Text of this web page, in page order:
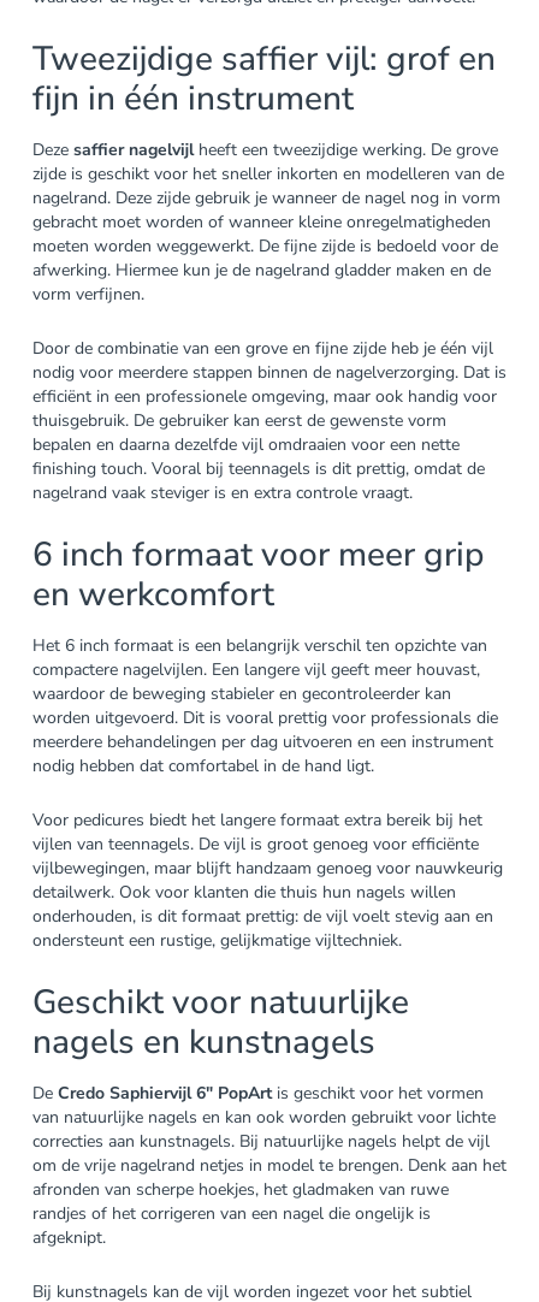
Tweezijdige saffier vijl: grof en
fijn in één instrument
Deze saffier nagelvijlheeft een tweezijdige werking. De grove
zijde is geschikt voor het sneller inkorten en modelleren van de
nagelrand. Deze zijde gebruik je wanneer de nagel nog in vorm
gebracht moet worden of wanneer kleine onregelmatigheden
moeten worden weggewerkt. De fijne zijde is bedoeld voor de
afwerking. Hiermee kun je de nagelrand gladder maken en de
vorm verfijnen.
Door de combinatie van een grove en fijne zijde heb je één vijl
nodig voor meerdere stappen binnen de nagelverzorging. Dat is
efficiënt in een professionele omgeving, maar ook handig voor
thuisgebruik. De gebruiker kan eerst de gewenste vorm
bepalen en daarna dezelfde vijl omdraaien voor een nette
finishing touch. Vooral bij teennagels is dit prettig, omdat de
nagelrand vaak steviger is en extra controle vraagt.
6 inch formaat voor meer grip
en werkcomfort
Het 6 inch formaat is een belangrijk verschil ten opzichte van
compactere nagelvijlen. Een langere vijl geeft meer houvast,
waardoor de beweging stabieler en gecontroleerder kan
worden uitgevoerd. Dit is vooral prettig voor professionals die
meerdere behandelingen per dag uitvoeren en een instrument
nodig hebben dat comfortabel in de hand ligt.
Voor pedicures biedt het langere formaat extra bereik bij het
vijlen van teennagels. De vijl is groot genoeg voor efficiënte
vijlbewegingen, maar blijft handzaam genoeg voor nauwkeurig
detailwerk. Ook voor klanten die thuis hun nagels willen
onderhouden, is dit formaat prettig: de vijl voelt stevig aan en
ondersteunt een rustige, gelijkmatige vijltechniek.
Geschikt voor natuurlijke
nagels en kunstnagels
De Credo Saphiervijl 6″ PopArtis geschikt voor het vormen
van natuurlijke nagels en kan ook worden gebruikt voor lichte
correcties aan kunstnagels. Bij natuurlijke nagels helpt de vijl
om de vrije nagelrand netjes in model te brengen. Denk aan het
afronden van scherpe hoekjes, het gladmaken van ruwe
randjes of het corrigeren van een nagel die ongelijk is
afgeknipt.
Bij kunstnagels kan de vijl worden ingezet voor het subtiel